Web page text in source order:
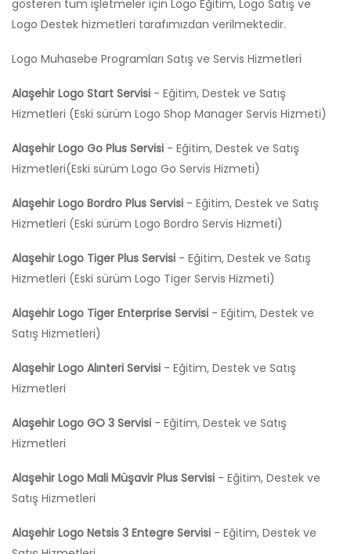
gösteren tüm işletmeler için Logo Eğitim, Logo Satış ve
Logo Destek hizmetleri tarafımızdan verilmektedir.
Logo Muhasebe Programları Satış ve Servis Hizmetleri
Alaşehir Logo Start Servisi - Eğitim, Destek ve Satış
Hizmetleri (Eski sürüm Logo Shop Manager Servis Hizmeti)
Alaşehir Logo Go Plus Servisi - Eğitim, Destek ve Satış
Hizmetleri(Eski sürüm Logo Go Servis Hizmeti)
Alaşehir Logo Bordro Plus Servisi - Eğitim, Destek ve Satış
Hizmetleri (Eski sürüm Logo Bordro Servis Hizmeti)
Alaşehir Logo Tiger Plus Servisi - Eğitim, Destek ve Satış
Hizmetleri (Eski sürüm Logo Tiger Servis Hizmeti)
Alaşehir Logo Tiger Enterprise Servisi - Eğitim, Destek ve
Satış Hizmetleri)
Alaşehir Logo Alınteri Servisi - Eğitim, Destek ve Satış
Hizmetleri
Alaşehir Logo GO 3 Servisi - Eğitim, Destek ve Satış
Hizmetleri
Alaşehir Logo Mali Müşavir Plus Servisi - Eğitim, Destek ve
Satış Hizmetleri
Alaşehir Logo Netsis 3 Entegre Servisi - Eğitim, Destek ve